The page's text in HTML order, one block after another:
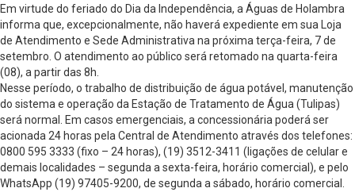
Em virtude do feriado do Dia da Independência, a Águas de Holambra
informa que, excepcionalmente, não haverá expediente em sua Loja
de Atendimento e Sede Administrativa na próxima terça-feira, 7 de
setembro. O atendimento ao público será retomado na quarta-feira
(08), a partir das 8h.
Nesse período, o trabalho de distribuição de água potável, manutenção
do sistema e operação da Estação de Tratamento de Água (Tulipas)
será normal. Em casos emergenciais, a concessionária poderá ser
acionada 24 horas pela Central de Atendimento através dos telefones:
0800 595 3333 (fixo – 24 horas), (19) 3512-3411 (ligações de celular e
demais localidades – segunda a sexta-feira, horário comercial), e pelo
WhatsApp (19) 97405-9200, de segunda a sábado, horário comercial.